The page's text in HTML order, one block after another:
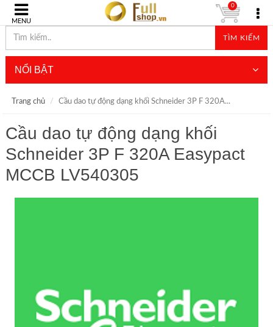
MENU
TÌM KIẾM
0
NỔI BẬT
Trang chủ Cầu dao tự động dạng khối Schneider 3P F 320A...
Cầu dao tự động dạng khối
Schneider 3P F 320A Easypact
MCCB LV540305